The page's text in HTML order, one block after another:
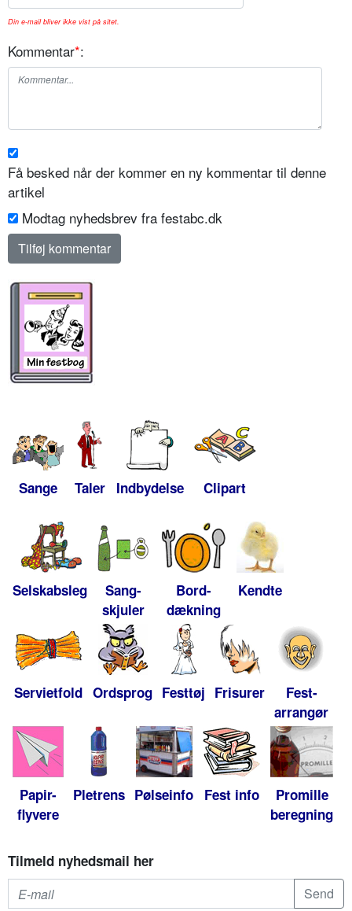
Din e-mail bliver ikke vist på sitet.
Kommentar*:
Få besked når der kommer en ny kommentar til denne
artikel
Modtag nyhedsbrev fra festabc.dk
Sange Taler Indbydelse Clipart
Selskabsleg
Sang-
skjuler
Bord-
dækning
Kendte
Servietfold Ordsprog Festtøj Frisurer
Fest-
arrangør
Papir-
flyvere
Pletrens Pølseinfo Fest info
Promille
beregning
Tilmeld nyhedsmail her